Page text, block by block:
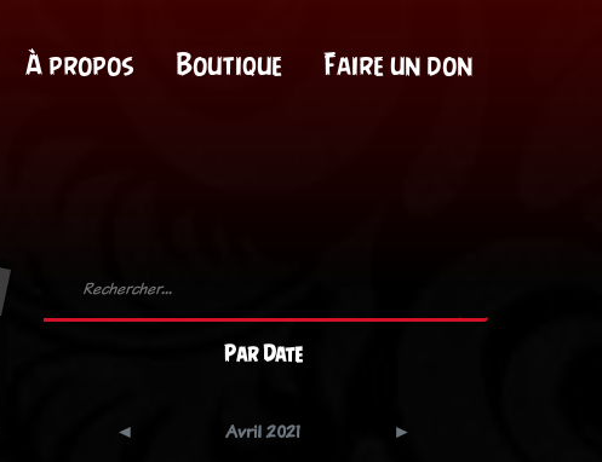
À propos Boutique Faire un don
Par Date
Avril 2021